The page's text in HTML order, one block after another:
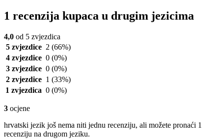
1 recenzija kupaca u drugim jezicima
4,0 od 5 zvjezdica
5 zvjezdice 2 (66%)
4 zvjezdice 0 (0%)
3 zvjezdice 0 (0%)
2 zvjezdice 1 (33%)
1 zvjezdica 0 (0%)
3 ocjene
hrvatski jezik još nema niti jednu recenziju, ali možete pronaći 1
recenziju na drugom jeziku.